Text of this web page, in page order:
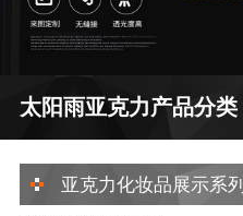
太阳雨亚克力产品分类
亚克力化妆品展示系列